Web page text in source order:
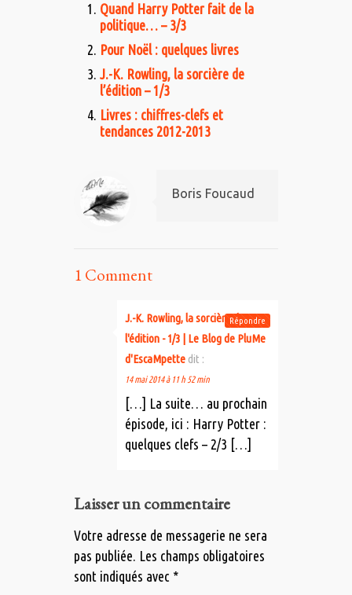
Quand Harry Potter fait de la
politique… – 3/3
Pour Noël : quelques livres
J.-K. Rowling, la sorcière de
l’édition – 1/3
Livres : chiffres-clefs et
tendances 2012-2013
Boris Foucaud
1 Comment
J.-K. Rowling, la sorcière de
l'édition - 1/3 | Le Blog de PluMe
d'EscaMpette dit :
14 mai 2014 à 11 h 52 min
[…] La suite… au prochain
épisode, ici : Harry Potter :
quelques clefs – 2/3 […]
Répondre
Laisser un commentaire
Votre adresse de messagerie ne sera
pas publiée. Les champs obligatoires
sont indiqués avec *